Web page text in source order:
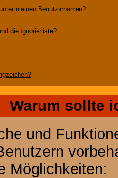
meinen Benutzernamen?
die Ignorierliste?
Warum sollte
und
Möglichkeiten: